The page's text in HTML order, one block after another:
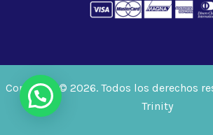
Copyright © 2026. Todos los derechos
Trinity